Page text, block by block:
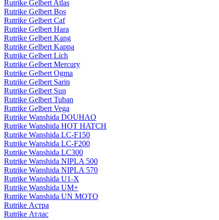
Rutrike Gelbert Atlas
Rutrike Gelbert Bos
Rutrike Gelbert Caf
Rutrike Gelbert Hara
Rutrike Gelbert Kang
Rutrike Gelbert Kappa
Rutrike Gelbert Lich
Rutrike Gelbert Mercury
Rutrike Gelbert Ogma
Rutrike Gelbert Sarin
Rutrike Gelbert Sun
Rutrike Gelbert Tuban
Rutrike Gelbert Vega
Rutrike Wanshida DOUHAO
Rutrike Wanshida HOT HATCH
Rutrike Wanshida LC-F150
Rutrike Wanshida LC-F200
Rutrike Wanshida LC300
Rutrike Wanshida NIPLA 500
Rutrike Wanshida NIPLA 570
Rutrike Wanshida U1-X
Rutrike Wanshida UM+
Rutrike Wanshida UN MOTO
Rutrike Астра
Rutrike Атлас